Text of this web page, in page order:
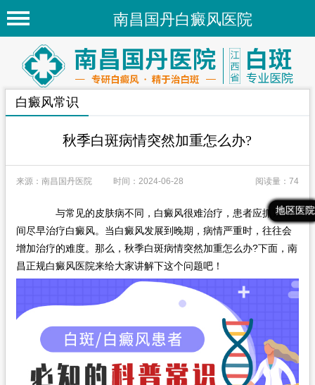
南昌国丹白癜风医院
首页
医院简介
医院新闻
专家团队
先进技术
白癜风常识
白癜风人群
白癜风部位
地区医院
在线问诊
最新文章
热门文章
推荐文章
地区医院
白癜风常识
秋季白斑病情突然加重怎么办?
来源：南昌国丹医院 时间：2024-06-28 阅读量：74
与常见的皮肤病不同，白癜风很难治疗，患者应抓紧时
间尽早治疗白癜风。当白癜风发展到晚期，病情严重时，往往会
增加治疗的难度。那么，秋季白斑病情突然加重怎么办?下面，南
昌正规白癜风医院来给大家讲解下这个问题吧！